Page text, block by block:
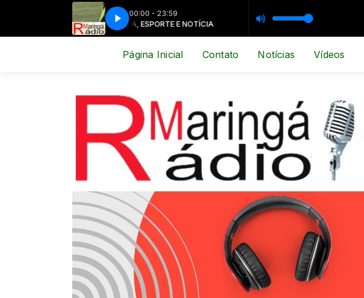
00:00 - 23:59
MÚSICA, ESPORTE E NOTÍCIA MÚSICA, ESPORTE E NOTÍCIA
Página Inicial Contato Notícias Vídeos